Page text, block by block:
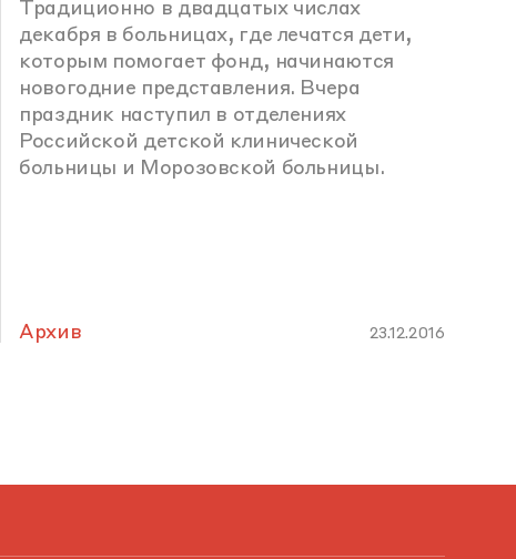
Традиционно в двадцатых числах
декабря в больницах, где лечатся дети,
которым помогает фонд, начинаются
новогодние представления. Вчера
праздник наступил в отделениях
Российской детской клинической
больницы и Морозовской больницы.
Архив 23.12.2016